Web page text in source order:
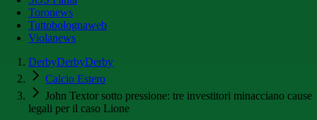
Toronews
Tuttobolognaweb
Violanews
DerbyDerbyDerby
Calcio Estero
John Textor sotto pressione: tre investitori minacciano cause
legali per il caso Lione